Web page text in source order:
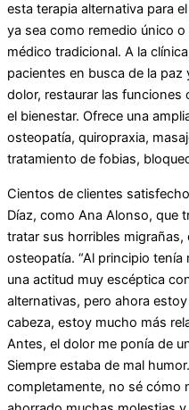
esta terapia alternativa para
ya sea como remedio único
médico tradicional. A la
pacientes en busca de la paz
dolor, restaurar las
el bienestar. Ofrece una
osteopatía, quiropraxia,
tratamiento de fobias,
Cientos de clientes
Díaz, como Ana Alonso, que
tratar sus horribles
osteopatía. “Al principio
una actitud muy escéptica
alternativas, pero ahora
cabeza, estoy mucho más
Antes, el dolor me ponía de
Siempre estaba de mal
completamente, no sé cómo